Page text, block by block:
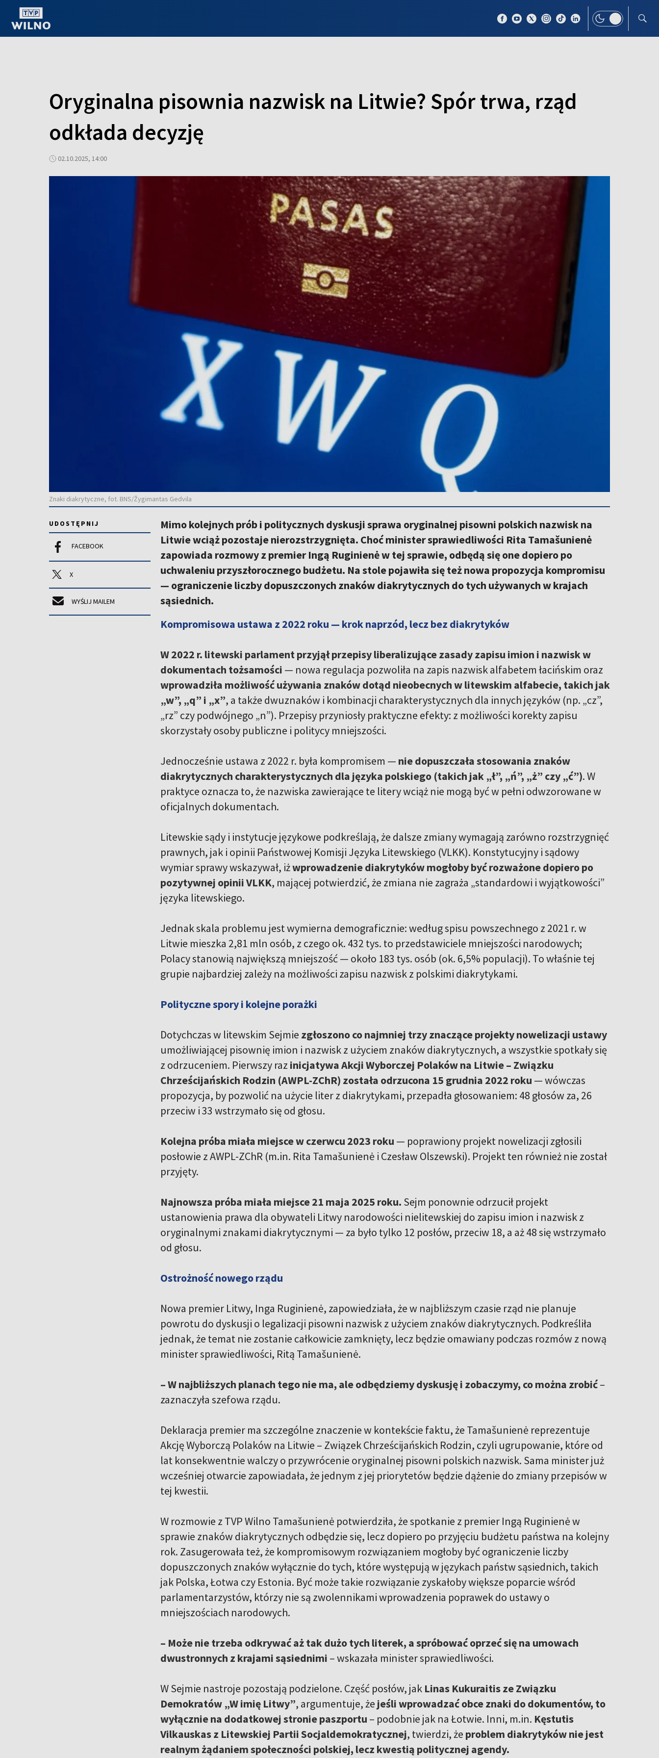
Oryginalna pisownia nazwisk na Litwie? Spór trwa, rząd
odkłada decyzję
02.10.2025, 14:00
Znaki diakrytyczne, fot. BNS/Žygimantas Gedvila
UDOSTĘPNIJ
FACEBOOK
X
WYŚLIJ MAILEM
Mimo kolejnych prób i politycznych dyskusji sprawa oryginalnej pisowni polskich nazwisk na
Litwie wciąż pozostaje nierozstrzygnięta. Choć minister sprawiedliwości Rita Tamašunienė
zapowiada rozmowy z premier Ingą Ruginienė w tej sprawie, odbędą się one dopiero po
uchwaleniu przyszłorocznego budżetu. Na stole pojawiła się też nowa propozycja kompromisu
— ograniczenie liczby dopuszczonych znaków diakrytycznych do tych używanych w krajach
sąsiednich.
Kompromisowa ustawa z 2022 roku — krok naprzód, lecz bez diakrytyków
W 2022 r. litewski parlament przyjął przepisy liberalizujące zasady zapisu imion i nazwisk w
dokumentach tożsamości — nowa regulacja pozwoliła na zapis nazwisk alfabetem łacińskim oraz
wprowadziła możliwość używania znaków dotąd nieobecnych w litewskim alfabecie, takich jak
„w”, „q” i „x”, a także dwuznaków i kombinacji charakterystycznych dla innych języków (np. „cz”,
„rz” czy podwójnego „n”). Przepisy przyniosły praktyczne efekty: z możliwości korekty zapisu
skorzystały osoby publiczne i politycy mniejszości.
Jednocześnie ustawa z 2022 r. była kompromisem — nie dopuszczała stosowania znaków
diakrytycznych charakterystycznych dla języka polskiego (takich jak „ł”, „ń”, „ż” czy „ć”). W
praktyce oznacza to, że nazwiska zawierające te litery wciąż nie mogą być w pełni odwzorowane w
oficjalnych dokumentach.
Litewskie sądy i instytucje językowe podkreślają, że dalsze zmiany wymagają zarówno rozstrzygnięć
prawnych, jak i opinii Państwowej Komisji Języka Litewskiego (VLKK). Konstytucyjny i sądowy
wymiar sprawy wskazywał, iżwprowadzenie diakrytyków mogłoby być rozważone dopiero po
pozytywnej opinii VLKK, mającej potwierdzić, że zmiana nie zagraża „standardowi i wyjątkowości”
języka litewskiego.
Jednak skala problemu jest wymierna demograficznie: według spisu powszechnego z 2021 r. w
Litwie mieszka 2,81 mln osób, z czego ok. 432 tys. to przedstawiciele mniejszości narodowych;
Polacy stanowią największą mniejszość — około 183 tys. osób (ok. 6,5% populacji). To właśnie tej
grupie najbardziej zależy na możliwości zapisu nazwisk z polskimi diakrytykami.
Polityczne spory i kolejne porażki
Dotychczas w litewskim Sejmie zgłoszono co najmniej trzy znaczące projekty nowelizacji ustawy
umożliwiającej pisownię imion i nazwisk z użyciem znaków diakrytycznych, a wszystkie spotkały się
z odrzuceniem. Pierwszy raz inicjatywa Akcji Wyborczej Polaków na Litwie – Związku
Chrześcijańskich Rodzin (AWPL-ZChR) została odrzucona 15 grudnia 2022 roku — wówczas
propozycja, by pozwolić na użycie liter z diakrytykami, przepadła głosowaniem: 48 głosów za, 26
przeciw i 33 wstrzymało się od głosu.
Kolejna próba miała miejsce w czerwcu 2023 roku — poprawiony projekt nowelizacji zgłosili
posłowie z AWPL-ZChR (m.in. Rita Tamašunienė i Czesław Olszewski). Projekt ten również nie został
przyjęty.
Najnowsza próba miała miejsce 21 maja 2025 roku. Sejm ponownie odrzucił projekt
ustanowienia prawa dla obywateli Litwy narodowości nielitewskiej do zapisu imion i nazwisk z
oryginalnymi znakami diakrytycznymi — za było tylko 12 posłów, przeciw 18, a aż 48 się wstrzymało
od głosu.
Ostrożność nowego rządu
Nowa premier Litwy, Inga Ruginienė, zapowiedziała, że w najbliższym czasie rząd nie planuje
powrotu do dyskusji o legalizacji pisowni nazwisk z użyciem znaków diakrytycznych. Podkreśliła
jednak, że temat nie zostanie całkowicie zamknięty, lecz będzie omawiany podczas rozmów z nową
minister sprawiedliwości, Ritą Tamašunienė.
– W najbliższych planach tego nie ma, ale odbędziemy dyskusję i zobaczymy, co można zrobić–
zaznaczyła szefowa rządu.
Deklaracja premier ma szczególne znaczenie w kontekście faktu, że Tamašunienė reprezentuje
Akcję Wyborczą Polaków na Litwie – Związek Chrześcijańskich Rodzin, czyli ugrupowanie, które od
lat konsekwentnie walczy o przywrócenie oryginalnej pisowni polskich nazwisk. Sama minister już
wcześniej otwarcie zapowiadała, że jednym z jej priorytetów będzie dążenie do zmiany przepisów w
tej kwestii.
W rozmowie z TVP Wilno Tamašunienė potwierdziła, że spotkanie z premier Ingą Ruginienė w
sprawie znaków diakrytycznych odbędzie się, lecz dopiero po przyjęciu budżetu państwa na kolejny
rok. Zasugerowała też, że kompromisowym rozwiązaniem mogłoby być ograniczenie liczby
dopuszczonych znaków wyłącznie do tych, które występują w językach państw sąsiednich, takich
jak Polska, Łotwa czy Estonia. Być może takie rozwiązanie zyskałoby większe poparcie wśród
parlamentarzystów, którzy nie są zwolennikami wprowadzenia poprawek do ustawy o
mniejszościach narodowych.
– Może nie trzeba odkrywać aż tak dużo tych literek, a spróbować oprzeć się na umowach
dwustronnych z krajami sąsiednimi – wskazała minister sprawiedliwości.
W Sejmie nastroje pozostają podzielone. Część posłów, jak Linas Kukuraitis ze Związku
Demokratów „W imię Litwy”, argumentuje, że jeśli wprowadzać obce znaki do dokumentów, to
wyłącznie na dodatkowej stronie paszportu – podobnie jak na Łotwie. Inni, m.in. Kęstutis
Vilkauskas z Litewskiej Partii Socjaldemokratycznej, twierdzi, że problem diakrytyków nie jest
realnym żądaniem społeczności polskiej, lecz kwestią politycznej agendy.